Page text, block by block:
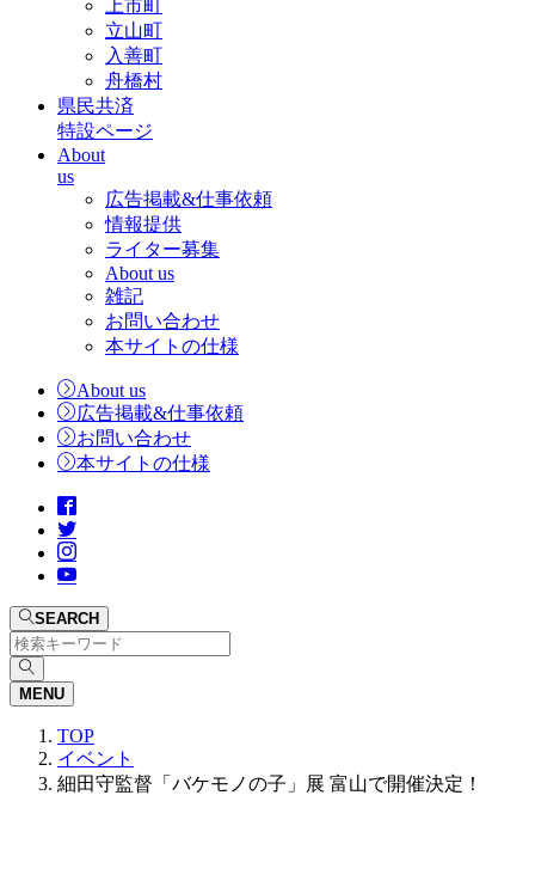
上市町
立山町
入善町
舟橋村
県民共済
特設ページ
About
us
広告掲載&仕事依頼
情報提供
ライター募集
About us
雑記
お問い合わせ
本サイトの仕様
About us
広告掲載&仕事依頼
お問い合わせ
本サイトの仕様
SEARCH
MENU
TOP
イベント
細田守監督「バケモノの子」展 富山で開催決定！